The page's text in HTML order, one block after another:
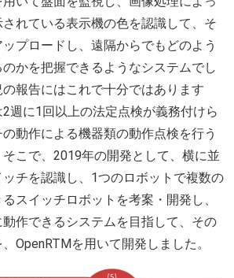
れている表示機の色を認識して、そ
プロードし、遠隔からでもどのよう
かを把握できるようなシステムでし
報告にはこれで十分ではあります
週に1回以上の法定点検が義務付けら
動作による機器類の動作点検を行う
こで、2019年の開発として、横に並
チを認識し、1つのロボットで複数の
スイッチロボットを考案・開発し、
作できるシステムを目指して、その
OpenRTMを用いて開発しました。